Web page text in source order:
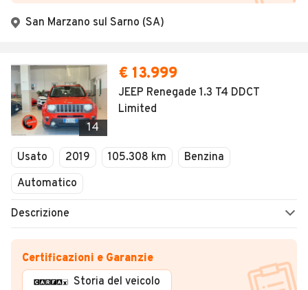
San Marzano sul Sarno (SA)
14
€ 13.999
JEEP Renegade 1.3 T4 DDCT
Limited
Usato 2019 105.308 km
Benzina
Automatico
Descrizione
Certificazioni e Garanzie
Storia del veicolo